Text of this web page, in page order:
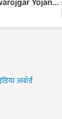
अवॉर्ड